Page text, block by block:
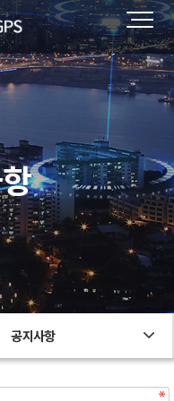
공지사항